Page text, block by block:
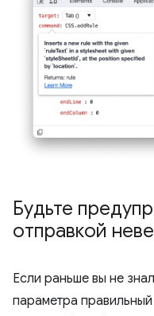
Будьте
отправкой
Если раньше вы не
параметра